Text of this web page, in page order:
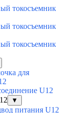
токосъемник
токосъемник
токосъемник
для
U12
▼
питания U12